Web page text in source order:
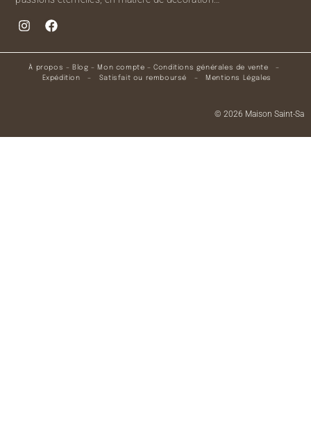
À propos – Blog – Mon compte –Conditions générales de vente –
Expédition – Satisfait ou remboursé – Mentions Légales
© 2026 Maison Saint-Sa